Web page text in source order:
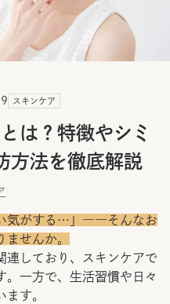
スキンケア
は？特徴やシミ
方法を徹底解説
い気がする…」――そんなお
せんか。
連しており、スキンケアで
。一方で、生活習慣や日々
す。